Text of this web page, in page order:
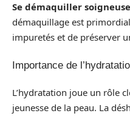
Se démaquiller
démaquillage est
impuretés et de préserver
Importance de
L’hydratation joue un rôle
jeunesse de la peau. La